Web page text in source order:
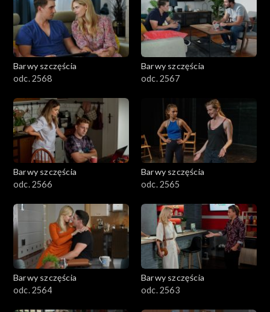
Barwy szczęścia
odc. 2568
Barwy szczęścia
odc. 2567
Barwy szczęścia
odc. 2566
Barwy szczęścia
odc. 2565
Barwy szczęścia
odc. 2564
Barwy szczęścia
odc. 2563